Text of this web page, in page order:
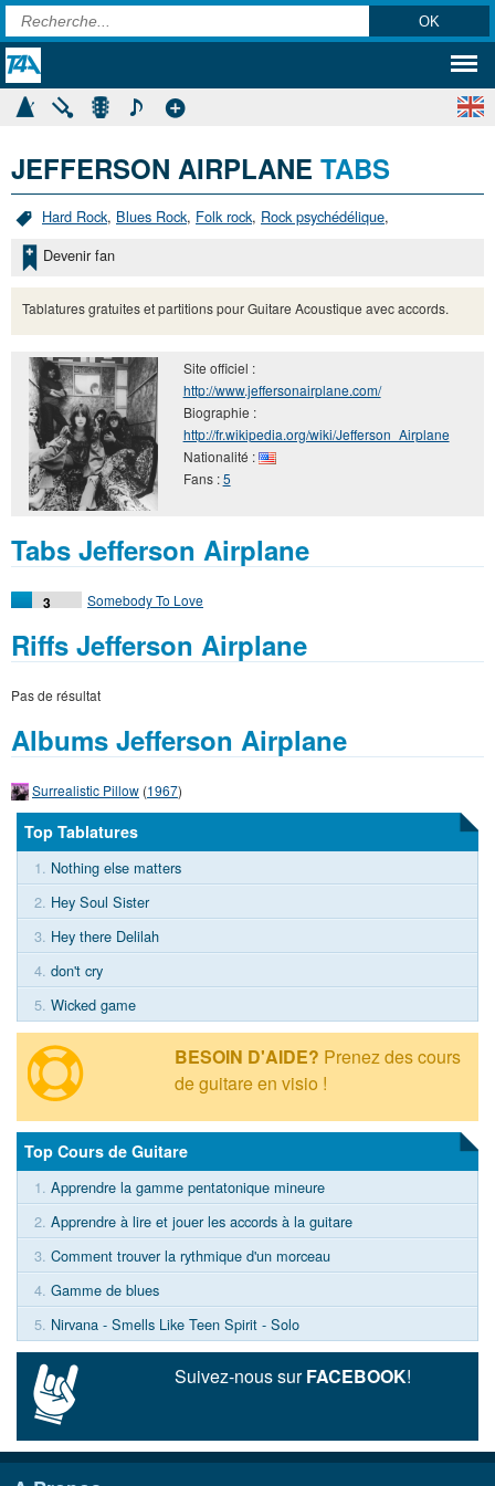
JEFFERSON AIRPLANE TABS
Hard Rock, Blues Rock, Folk rock, Rock psychédélique,
Devenir fan
Tablatures gratuites et partitions pour Guitare Acoustique avec accords.
Site officiel :
http://www.jeffersonairplane.com/
Biographie :
http://fr.wikipedia.org/wiki/Jefferson_Airplane
Nationalité :
Fans :5
Tabs Jefferson Airplane
3 Somebody To Love
Riffs Jefferson Airplane
Pas de résultat
Albums Jefferson Airplane
Surrealistic Pillow (1967)
Top Tablatures
1. Nothing else matters
2. Hey Soul Sister
3. Hey there Delilah
4. don't cry
5. Wicked game
BESOIN D'AIDE? Prenez des cours
de guitare en visio !
Top Cours de Guitare
1. Apprendre la gamme pentatonique mineure
2. Apprendre à lire et jouer les accords à la guitare
3. Comment trouver la rythmique d'un morceau
4. Gamme de blues
5. Nirvana - Smells Like Teen Spirit - Solo
Suivez-nous surFACEBOOK!